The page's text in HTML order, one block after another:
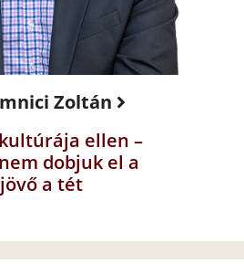
Zoltán
ellen –
dobjuk el a
a tét